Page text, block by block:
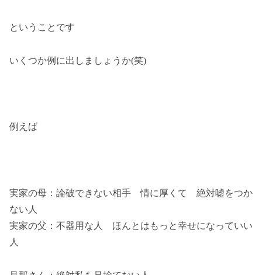
ということです
いくつか例に出しましょうか(笑)
例えば
実家の母：論破できない相手 情に厚くて 絶対嘘をつか
ない人
実家の父：不器用な人 ほんとはもっと幸せになっていい
人